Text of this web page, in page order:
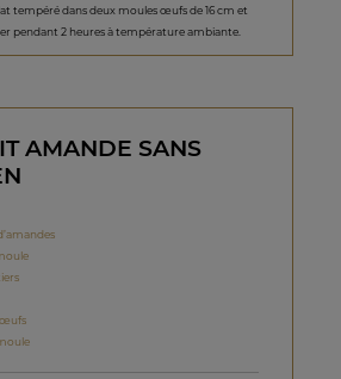
tempéré dans deux moules œufs de 16 cm et
pendant 2 heures à température ambiante.
AMANDE SANS